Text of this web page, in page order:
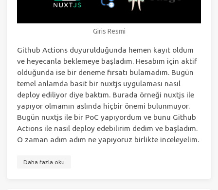
Giris Resmi
Github Actions duyurulduğunda hemen kayıt oldum
ve heyecanla beklemeye başladım. Hesabım için aktif
olduğunda ise bir deneme fırsatı bulamadım. Bugün
temel anlamda basit bir nuxtjs uygulaması nasıl
deploy ediliyor diye baktım. Burada örneği nuxtjs ile
yapıyor olmamın aslında hiçbir önemi bulunmuyor.
Bugün nuxtjs ile bir PoC yapıyordum ve bunu Github
Actions ile nasıl deploy edebilirim dedim ve başladım.
O zaman adım adım ne yapıyoruz birlikte inceleyelim.
Daha fazla oku